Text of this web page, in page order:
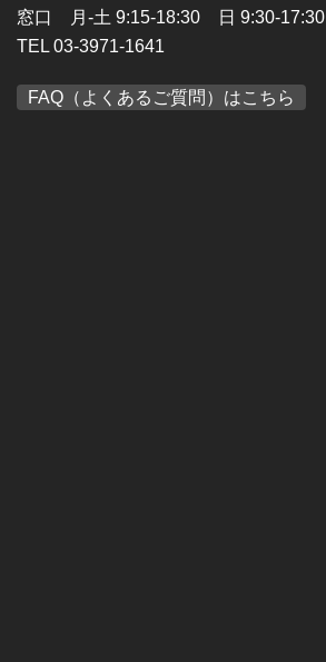
窓口 月-土 9:15-18:30 日 9:30-17:30
TEL 03-3971-1641
FAQ（よくあるご質問）はこちら